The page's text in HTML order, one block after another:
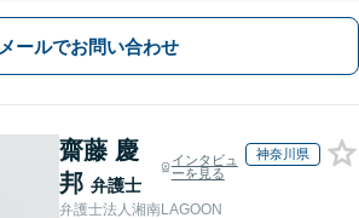
メールでお問い合わせ
齋藤 慶
邦 弁護士
インタビュ
ーを見る
神奈川県
弁護士法人湘南LAGOON